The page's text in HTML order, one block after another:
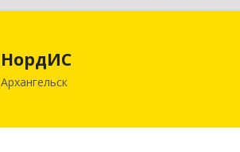
НордИС
Архангельск
Архангельск г, Гайдара ул, дом № 55,